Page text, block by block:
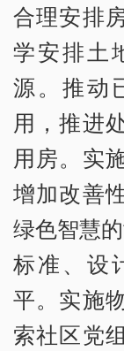
合理安排
学安排土
源。推动
用，推进
用房。实
增加改善
绿色智慧
标准、设
平。实施
索社区党